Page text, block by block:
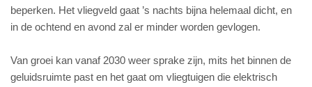
beperken. Het vliegveld gaat ’s nachts bijna helemaal dicht, en
in de ochtend en avond zal er minder worden gevlogen.
Van groei kan vanaf 2030 weer sprake zijn, mits het binnen de
geluidsruimte past en het gaat om vliegtuigen die elektrisch